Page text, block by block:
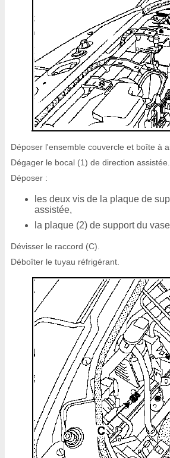
Déposer l'ensemble couvercle et boîte à
Dégager le bocal (1) de direction assistée.
Déposer :
les deux vis de la plaque de
assistée,
la plaque (2) de support du
Dévisser le raccord (C).
Déboîter le tuyau réfrigérant.